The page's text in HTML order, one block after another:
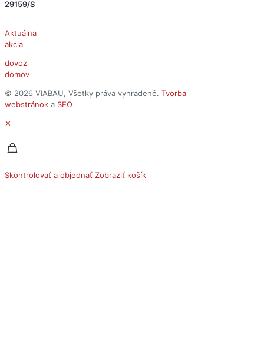
29159/S
Aktuálna
akcia
dovoz
domov
© 2026 VIABAU, Všetky práva vyhradené. Tvorba
webstránok a SEO
✕
Skontrolovať a objednať Zobraziť košík